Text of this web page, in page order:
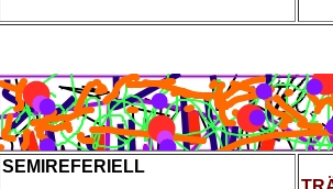
SEMIREFERIELL